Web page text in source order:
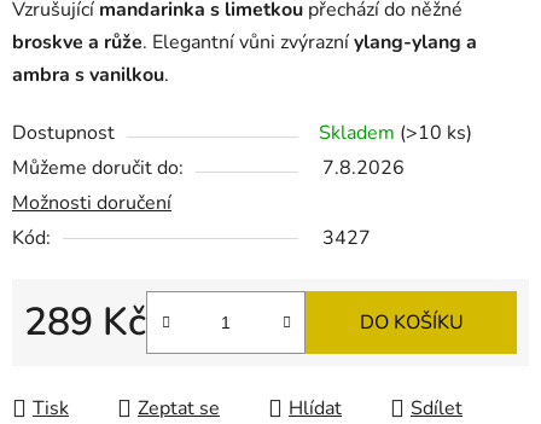
Vzrušující mandarinka s limetkou přechází do něžné
broskve a růže. Elegantní vůni zvýrazníylang-ylang a
ambra s vanilkou.
Dostupnost Skladem (>10 ks)
Můžeme doručit do:
7.8.2026
Možnosti doručení
Kód:
3427
289 Kč DO KOŠÍKU
Tisk Zeptat se Hlídat Sdílet